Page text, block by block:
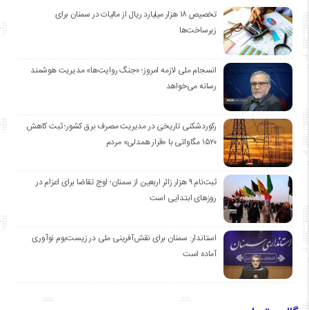
تخصیص ۱۸ هزار میلیارد ریال از مالیات در سمنان برای
زیرساخت‌ها
انسجام ملی لازمه امروز؛ «جنگ روایت‌ها» مدیریت هوشمند
رسانه می‌خواهد
رکوردشکنی تاریخی در مدیریت مصرف برق کشور؛ ثبت کاهش
۱۵۲۰ مگاواتی با «قرار همدلی» مردم
ثبت‌نام ۹ هزار زائر اربعین از سمنان؛ اوج تقاضا برای اعزام در
روزهای ابتدایی است
استاندار: سمنان برای نقش‌آفرینی ملی در زیست‌بوم نوآوری
آماده است